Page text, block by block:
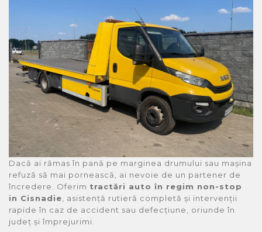
Dacă ai rămas în pană pe marginea drumului sau mașina
refuză să mai pornească, ai nevoie de un partener de
încredere. Oferim tractări auto în regim non-stop
in Cisnadie , asistență rutieră completă și intervenții
rapide în caz de accident sau defecțiune, oriunde în
județ și împrejurimi.